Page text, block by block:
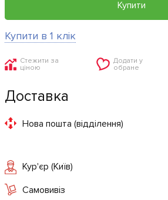
Купити
Купити в 1 клік
Стежити за
ціною
Додати у
обране
Доставка
Нова пошта (відділення)
Кур'єр (Київ)
Самовивіз